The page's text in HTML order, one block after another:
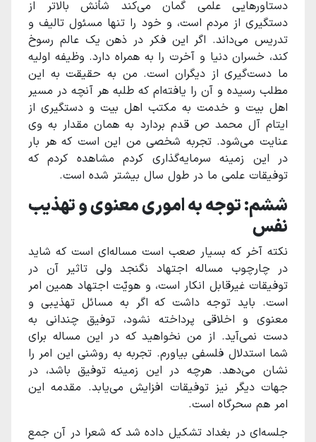
دستاورهایی علمی گمان می‌کند شأنش بالاتر از
دستگیری از مردم است، و خود را تنها مسئول تالیف و
تدریس می‌داند. اگر این فکر در ذهن یک عالم رسوخ
کند، خسران دنیا و آخرت را به همراه دارد. وظیفه اولیه
ما دست‌گیری از دیگران است. من به حقیقت به این
مطلب رسیده و آن را یافته‌ام که طلبه هر آنچه در مسیر
اهل بیت و خدمت به مکتب اهل بیت و دستگیری از
ایتام آل محمد ص قدم بردارد به همان مقدار به وی
عنایت می‌شود. تجربه شخصی من این است که هر بار
در این زمینه سرمایه‌گذاری کردم مشاهده کردم که
توفیقات علمی ما در طول سال بیشتر شده است.
ششم: توجه به اموری معنوی و تهذیب
نفس
نکته آخر که بسیار صعب است مساله‌ای است که شاید
در چارچوب مساله اجتهاد نگنجد ولی تاثیر آن در
توفیقات غیرقابل انکار است، و هویّت اجتهاد همین امر
است. باید توجه داشت که اگر به مسائل تهذیبی و
معنوی و اخلاقی پرداخته نشود، توفیق چندانی به
دست نمی‌آید. از من نخواهید که در این مساله برای
شما استدلال فلسفی بیاورم. تجربه به روشنی این امر را
نشان می‌دهد. هرچه در این زمینه توفیق باشد، در
جهات دیگر نیز توفیقات افزایش می‌یابد. مقدمه این
امر هم سحرگاه است.
جلسه‌ای در بغداد تشکیل داده شد که شعرا در آن جمع‌